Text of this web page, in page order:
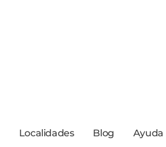
Localidades Blog Ayuda